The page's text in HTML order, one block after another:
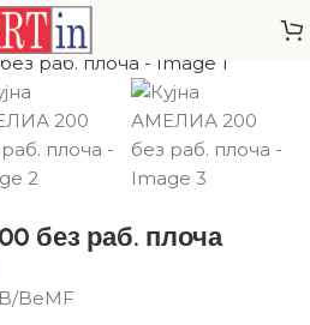
без раб. плоча
BeMF